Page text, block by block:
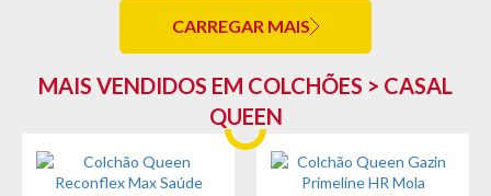
CARREGAR MAIS
MAIS VENDIDOS EM COLCHÕES > CASAL
QUEEN